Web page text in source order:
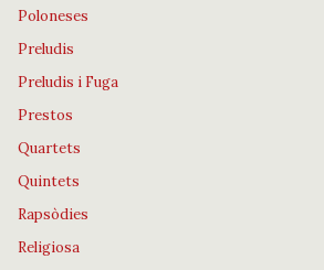
Poloneses
Preludis
Preludis i Fuga
Prestos
Quartets
Quintets
Rapsòdies
Religiosa